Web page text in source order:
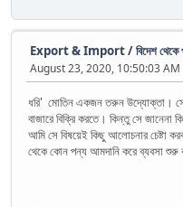
Export & Import/বিদেশ
August 23, 2020, 10:50:03 AM
ধরি' মোতিন একজন তরুন উদ্যোক্তা। সে
বাজারে বিক্রি করতে। কিন্তু সে
আমি সে বিষয়েই কিছু আলোচনার চেষ্টা
থেকে কোন পন্য আমদানি করে ব্যবসা শুরু